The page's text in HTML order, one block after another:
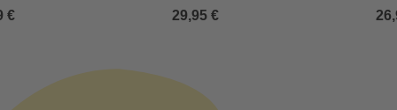
€
Hochzeit
29,95 €